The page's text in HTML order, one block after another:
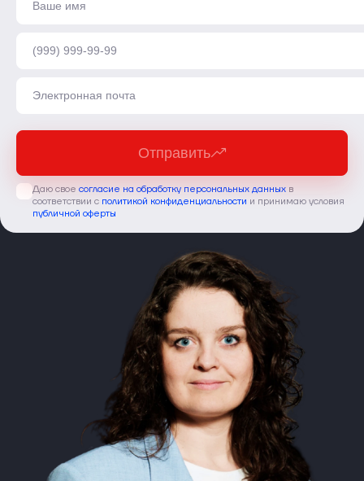
Даю свое согласие на обработку персональных данных в
соответствии с политикой конфиденциальности и принимаю условия
публичной оферты
Отправить